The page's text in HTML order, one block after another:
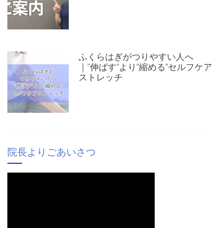
ふくらはぎがつりやすい人へ
｜”伸ばす”より”縮める”セルフケア
ストレッチ
院長よりごあいさつ